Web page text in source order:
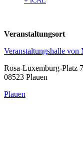
Veranstaltungsort
Veranstaltungshalle
Rosa-Luxemburg-Platz 7
08523 Plauen
Plauen